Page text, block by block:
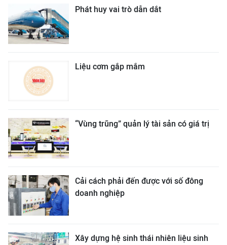
Phát huy vai trò dẫn dắt
Liệu cơm gắp mắm
“Vùng trũng” quản lý tài sản có giá trị
Cải cách phải đến được với số đông
doanh nghiệp
Xây dựng hệ sinh thái nhiên liệu sinh